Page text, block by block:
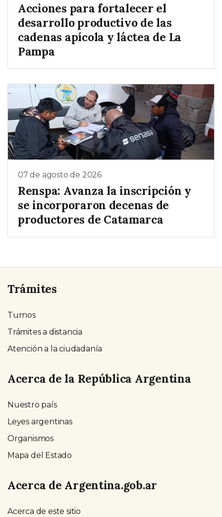
Acciones para fortalecer el
desarrollo productivo de las
cadenas apícola y láctea de La
Pampa
07 de agosto de 2026
Renspa: Avanza la inscripción y
se incorporaron decenas de
productores de Catamarca
Trámites
Turnos
Trámites a distancia
Atención a la ciudadanía
Acerca de la República Argentina
Nuestro país
Leyes argentinas
Organismos
Mapa del Estado
Acerca de Argentina.gob.ar
Acerca de este sitio